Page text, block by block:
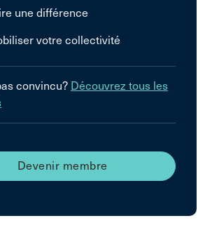
une différence
votre collectivité
convincu? Découvrez tous les
Devenir membre